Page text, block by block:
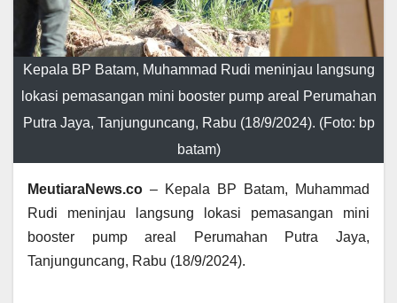
Kepala BP Batam, Muhammad Rudi meninjau langsung
lokasi pemasangan mini booster pump areal Perumahan
Putra Jaya, Tanjunguncang, Rabu (18/9/2024). (Foto: bp
batam)
MeutiaraNews.co – Kepala BP Batam, Muhammad
Rudi meninjau langsung lokasi pemasangan mini
booster pump areal Perumahan Putra Jaya,
Tanjunguncang, Rabu (18/9/2024).